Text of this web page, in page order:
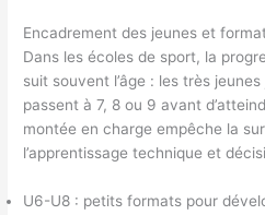
Encadrement des jeunes et
Dans les écoles de sport, la
suit souvent l’âge : les très
passent à 7, 8 ou 9 avant
montée en charge empêche la
l’apprentissage technique et
U6-U8 : petits formats pour